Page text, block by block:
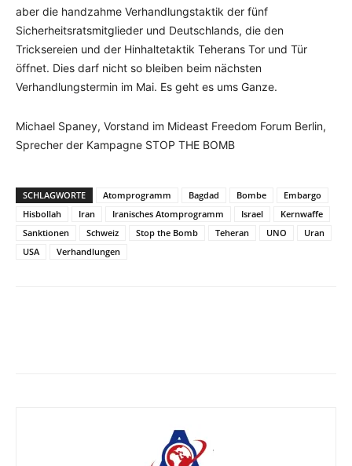
aber die handzahme Verhandlungstaktik der fünf
Sicherheitsratsmitglieder und Deutschlands, die den
Tricksereien und der Hinhaltetaktik Teherans Tor und Tür
öffnet. Dies darf nicht so bleiben beim nächsten
Verhandlungstermin im Mai. Es geht es ums Ganze.
Michael Spaney, Vorstand im Mideast Freedom Forum Berlin,
Sprecher der Kampagne STOP THE BOMB
SCHLAGWORTE Atomprogramm Bagdad Bombe
Embargo
Hisbollah
Iran Iranisches Atomprogramm Israel
Kernwaffe
Sanktionen
Schweiz Stop the Bomb Teheran UNO
Uran
USA
Verhandlungen